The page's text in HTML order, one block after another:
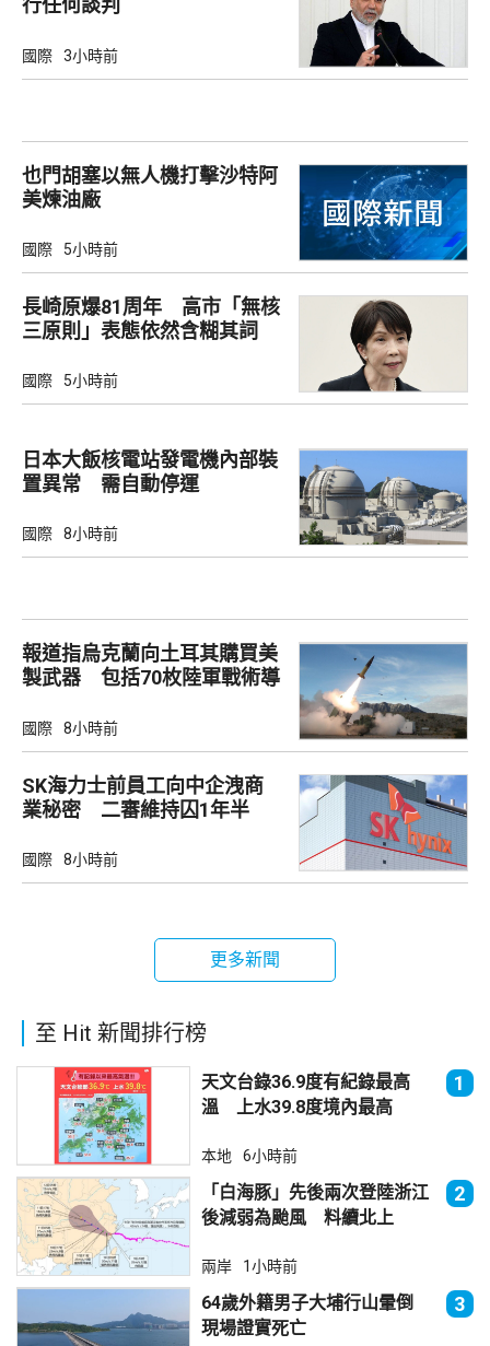
行任何談判
國際 3小時前
也門胡塞以無人機打擊沙特阿
美煉油廠
國際 5小時前
長崎原爆81周年 高市「無核
三原則」表態依然含糊其詞
國際 5小時前
日本大飯核電站發電機內部裝
置異常 需自動停運
國際 8小時前
報道指烏克蘭向土耳其購買美
製武器 包括70枚陸軍戰術導
國際 8小時前
SK海力士前員工向中企洩商
業秘密 二審維持囚1年半
國際 8小時前
更多新聞
至 Hit 新聞排行榜
天文台錄36.9度有紀錄最高
溫 上水39.8度境內最高
1
本地 6小時前
「白海豚」先後兩次登陸浙江
後減弱為颱風 料續北上
2
兩岸 1小時前
64歲外籍男子大埔行山暈倒
現場證實死亡
3